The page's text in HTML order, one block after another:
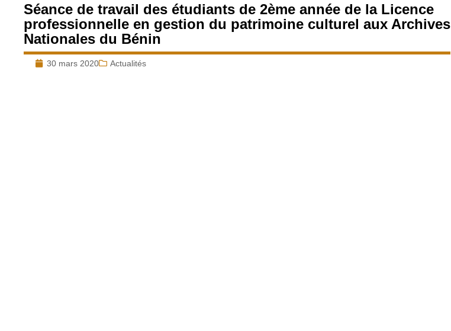
Séance de travail des étudiants de 2ème année de la Licence
professionnelle en gestion du patrimoine culturel aux Archives
Nationales du Bénin
30 mars 2020 Actualités